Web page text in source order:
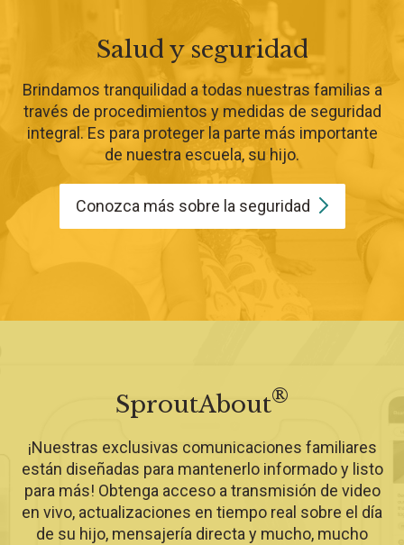
Salud y seguridad
Brindamos tranquilidad a todas nuestras familias a
través de procedimientos y medidas de seguridad
integral. Es para proteger la parte más importante
de nuestra escuela, su hijo.
Conozca más sobre la seguridad
SproutAbout®
¡Nuestras exclusivas comunicaciones familiares
están diseñadas para mantenerlo informado y listo
para más! Obtenga acceso a transmisión de video
en vivo, actualizaciones en tiempo real sobre el día
de su hijo, mensajería directa y mucho, mucho